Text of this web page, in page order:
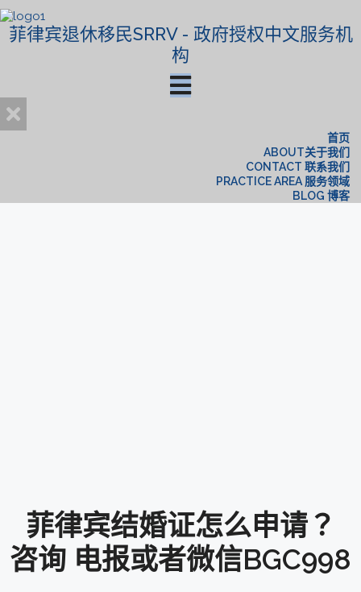
菲律宾退休移民SRRV - 政府授权中文服务机
构
首页
ABOUT关于我们
CONTACT 联系我们
PRACTICE AREA 服务领域
BLOG 博客
菲律宾结婚证怎么申请？
咨询 电报或者微信BGC998